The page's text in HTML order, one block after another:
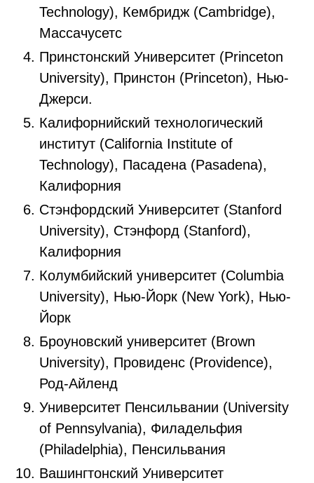
Technology), Кембридж (Cambridge),
Массачусетс
Принстонский Университет (Princeton
University), Принстон (Princeton), Нью-
Джерси.
Калифорнийский технологический
институт (California Institute of
Technology), Пасадена (Pasadena),
Калифорния
Стэнфордский Университет (Stanford
University), Стэнфорд (Stanford),
Калифорния
Колумбийский университет (Columbia
University), Нью-Йорк (New York), Нью-
Йорк
Броуновский университет (Brown
University), Провиденс (Providence),
Род-Айленд
Университет Пенсильвании (University
of Pennsylvania), Филадельфия
(Philadelphia), Пенсильвания
Вашингтонский Университет